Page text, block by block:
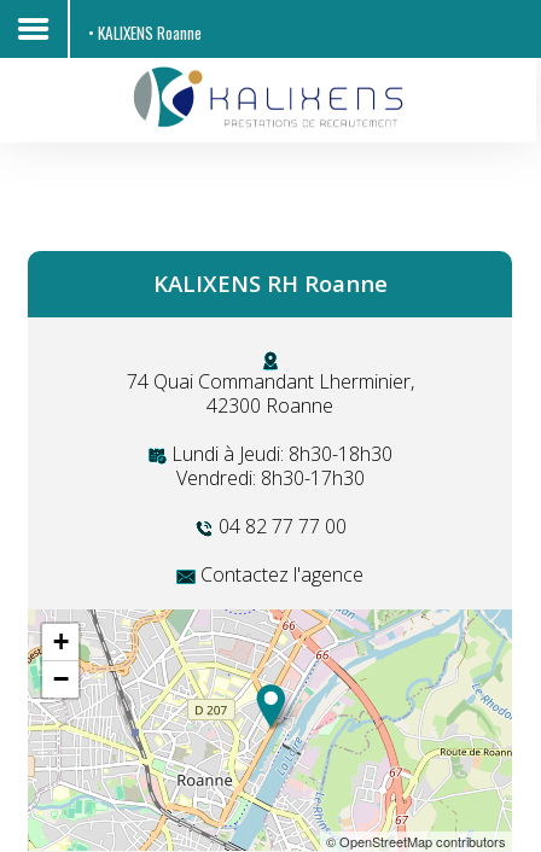
Entreprises
• KALIXENS Roanne
KALIXENS RH Roanne
74 Quai Commandant Lherminier,
42300 Roanne
Lundi à Jeudi: 8h30-18h30
Vendredi: 8h30-17h30
04 82 77 77 00
Contactez l'agence
+
−
© OpenStreetMap contributors